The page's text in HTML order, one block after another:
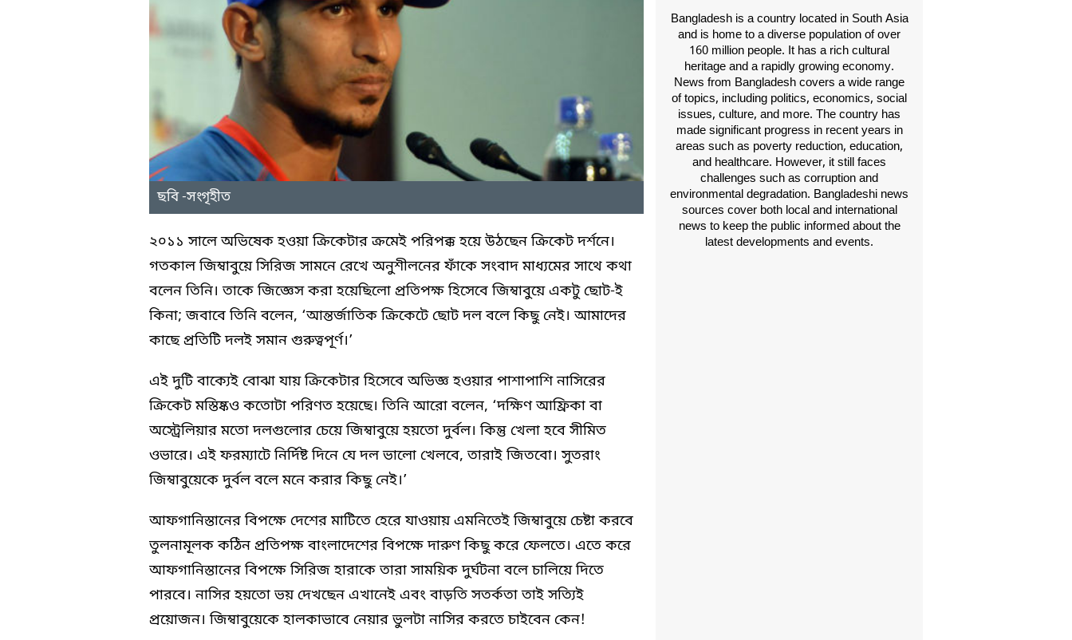
ছবি -সংগৃহীত
২০১১ সালে অভিষেক হওয়া ক্রিকেটার ক্রমেই পরিপক্ক হয়ে উঠছেন ক্রিকেট দর্শনে।
গতকাল জিম্বাবুয়ে সিরিজ সামনে রেখে অনুশীলনের ফাঁকে সংবাদ মাধ্যমের সাথে কথা
বলেন তিনি। তাকে জিজ্ঞেস করা হয়েছিলো প্রতিপক্ষ হিসেবে জিম্বাবুয়ে একটু ছোট-ই
কিনা; জবাবে তিনি বলেন, ‘আন্তর্জাতিক ক্রিকেটে ছোট দল বলে কিছু নেই। আমাদের
কাছে প্রতিটি দলই সমান গুরুত্বপূর্ণ।’
এই দুটি বাক্যেই বোঝা যায় ক্রিকেটার হিসেবে অভিজ্ঞ হওয়ার পাশাপাশি নাসিরের
ক্রিকেট মস্তিষ্কও কতোটা পরিণত হয়েছে। তিনি আরো বলেন, ‘দক্ষিণ আফ্রিকা বা
অস্ট্রেলিয়ার মতো দলগুলোর চেয়ে জিম্বাবুয়ে হয়তো দুর্বল। কিন্তু খেলা হবে সীমিত
ওভারে। এই ফরম্যাটে নির্দিষ্ট দিনে যে দল ভালো খেলবে, তারাই জিতবো। সুতরাং
জিম্বাবুয়েকে দুর্বল বলে মনে করার কিছু নেই।’
আফগানিস্তানের বিপক্ষে দেশের মাটিতে হেরে যাওয়ায় এমনিতেই জিম্বাবুয়ে চেষ্টা করবে
তুলনামূলক কঠিন প্রতিপক্ষ বাংলাদেশের বিপক্ষে দারুণ কিছু করে ফেলতে। এতে করে
আফগানিস্তানের বিপক্ষে সিরিজ হারাকে তারা সাময়িক দুর্ঘটনা বলে চালিয়ে দিতে
পারবে। নাসির হয়তো ভয় দেখছেন এখানেই এবং বাড়তি সতর্কতা তাই সত্যিই
প্রয়োজন। জিম্বাবুয়েকে হালকাভাবে নেয়ার ভুলটা নাসির করতে চাইবেন কেন!
Bangladesh is a country located in South Asia
and is home to a diverse population of over
160 million people. It has a rich cultural
heritage and a rapidly growing economy.
News from Bangladesh covers a wide range
of topics, including politics, economics, social
issues, culture, and more. The country has
made significant progress in recent years in
areas such as poverty reduction, education,
and healthcare. However, it still faces
challenges such as corruption and
environmental degradation. Bangladeshi news
sources cover both local and international
news to keep the public informed about the
latest developments and events.